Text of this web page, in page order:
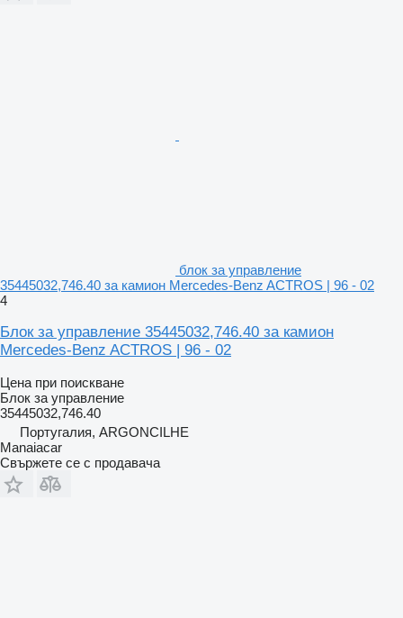
блок за управление
35445032,746.40 за камион Mercedes-Benz ACTROS | 96 - 02
4
Блок за управление 35445032,746.40 за камион
Mercedes-Benz ACTROS | 96 - 02
Цена при поискване
Блок за управление
35445032,746.40
Португалия, ARGONCILHE
Manaiacar
Свържете се с продавача